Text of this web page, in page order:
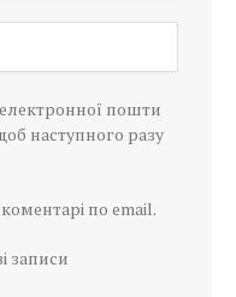
електронної пошти
наступного разу
по email.
записи